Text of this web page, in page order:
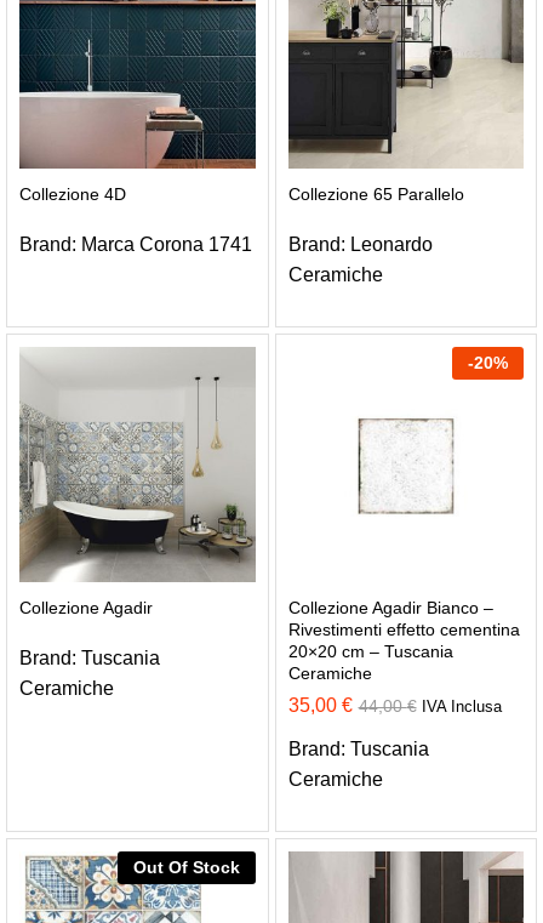
Collezione 4D
Brand: Marca Corona 1741
Collezione 65 Parallelo
Brand: Leonardo
Ceramiche
Collezione Agadir
Brand: Tuscania
Ceramiche
-20%
Collezione Agadir Bianco –
Rivestimenti effetto cementina
20×20 cm – Tuscania
Ceramiche
35,00 € 44,00€ IVA Inclusa
Brand: Tuscania
Ceramiche
Out Of Stock